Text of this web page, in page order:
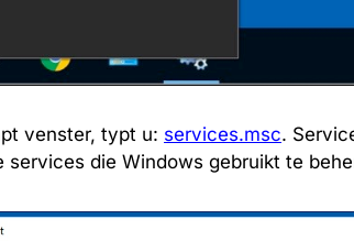
venster, typt u: services.msc.
services die Windows gebruikt te